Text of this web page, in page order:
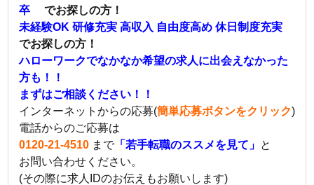
卒
でお探しの方！
未経験OK 研修充実 高収入 自由度高め 休日制度充実
でお探しの方！
ハローワークでなかなか希望の求人に出会えなかった
方も！！
まずはご相談ください！！
インターネットからの応募(簡単応募ボタンをクリック)
電話からのご応募は
0120-21-4510 まで「若手転職のススメを見て」 と
お問い合わせください。
(その際に求人IDのお伝えもお願いします)